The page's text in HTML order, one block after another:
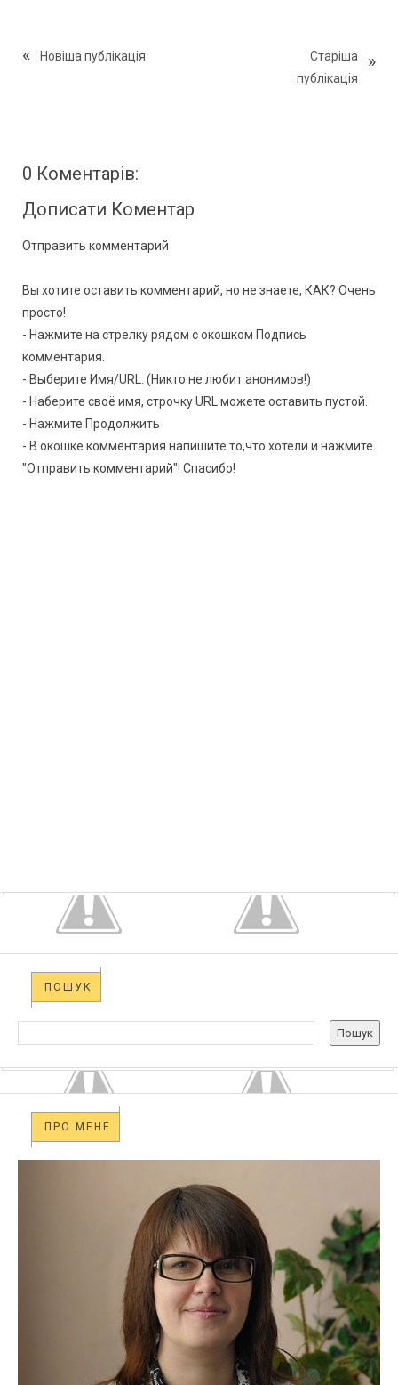
Новіша публікація
Старіша
публікація
0 Коментарів:
Дописати Коментар
Отправить комментарий
Вы хотите оставить комментарий, но не знаете, КАК? Очень
просто!
- Нажмите на стрелку рядом с окошком Подпись
комментария.
- Выберите Имя/URL. (Никто не любит анонимов!)
- Наберите своё имя, строчку URL можете оставить пустой.
- Нажмите Продолжить
- В окошке комментария напишите то,что хотели и нажмите
"Отправить комментарий"! Спасибо!
ПОШУК
ПРО МЕНЕ